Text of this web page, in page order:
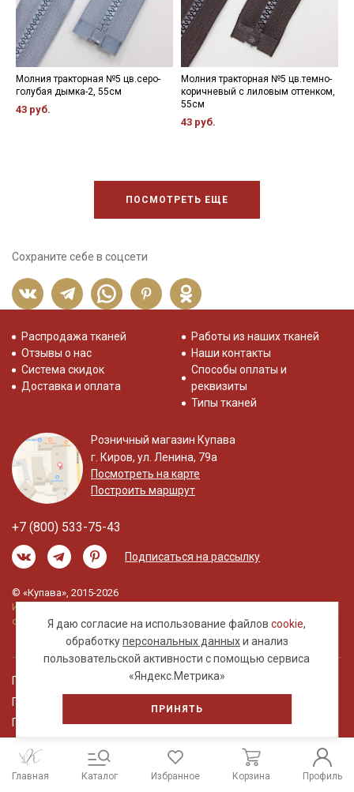
Молния тракторная №5 цв.серо-
голубая дымка-2, 55см
43 руб.
Молния тракторная №5 цв.темно-
коричневый с лиловым оттенком,
55см
43 руб.
ПОСМОТРЕТЬ ЕЩЕ
Сохраните себе в соцсети
Я даю согласие на использование файловcookie,
обработкуперсональных данныхи анализ
пользовательской активности с помощью сервиса
«Яндекс.Метрика»
ПРИНЯТЬ
Распродажа тканей
Отзывы о нас
Система скидок
Доставка и оплата
Работы из наших тканей
Наши контакты
Способы оплаты и
реквизиты
Типы тканей
Розничный магазин Купава
г. Киров, ул. Ленина, 79а
Посмотреть на карте
Построить маршрут
+7 (800) 533-75-43
Подписаться на рассылку
© «Купава», 2015-2026
Информация на сайте не является публичной
офертой.
Правовая информация
Политика обработки персональных данных
Пользовательское соглашение
Главная Каталог Избранное Корзина Профиль